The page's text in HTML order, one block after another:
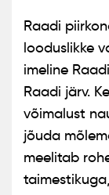
Raadi
looduslikke
imeline
Raadi järv.
võimalust
jõuda
meelitab